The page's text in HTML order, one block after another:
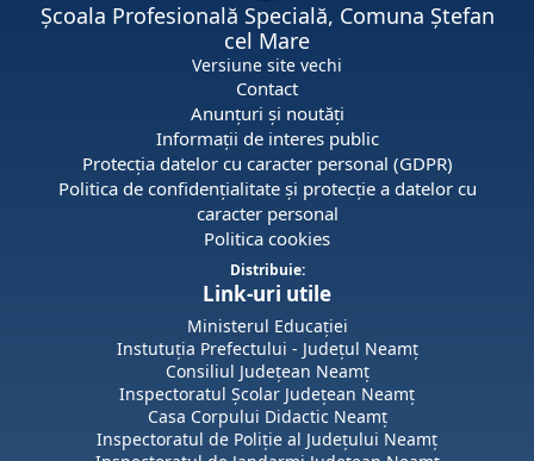
Școala Profesională Specială, Comuna Ștefan
cel Mare
Versiune site vechi
Contact
Anunțuri și noutăți
Informații de interes public
Protecția datelor cu caracter personal (GDPR)
Politica de confidențialitate și protecție a datelor cu
caracter personal
Politica cookies
Distribuie:
Link-uri utile
Ministerul Educației
Instutuția Prefectului - Județul Neamț
Consiliul Județean Neamț
Inspectoratul Școlar Județean Neamț
Casa Corpului Didactic Neamț
Inspectoratul de Poliție al Județului Neamț